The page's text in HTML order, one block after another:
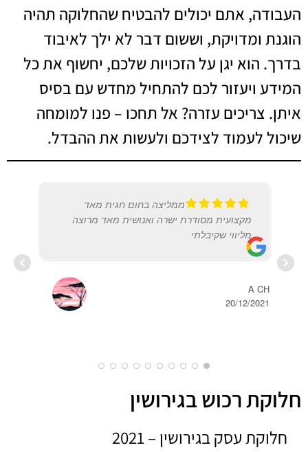
העבודה, אתם יכולים להבטיח שהחלוקה תהיה
הוגנת ומדויקת, וששום דבר לא ילך לאיבוד
בדרך. הוא יגן על הזכויות שלכם, יחשוף את כל
המידע ויעזור לכם להתחיל מחדש עם בסיס
איתן. צריכים עזרה? אל תחכו – פנו למומחה
שיכול לעמוד לצידכם ולעשות את ההבדל.
ממליצה בחום חגית מאד
מקצועית מסודרת ישרה ואנושית מאד מרוצה
מליווי שקיבלתי
A CH
20/12/2021
חלוקת רכוש בגירושין
חלוקת עסק בגירושין – 2021